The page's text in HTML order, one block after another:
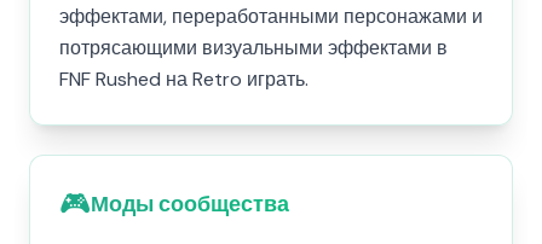
эффектами, переработанными персонажами и
потрясающими визуальными эффектами в
FNF Rushed на Retro играть.
🎮Моды сообщества